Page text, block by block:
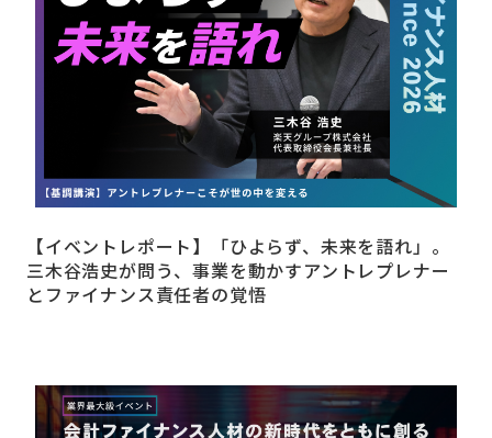
【イベントレポート】「ひよらず、未来を語れ」。
三木谷浩史が問う、事業を動かすアントレプレナー
とファイナンス責任者の覚悟